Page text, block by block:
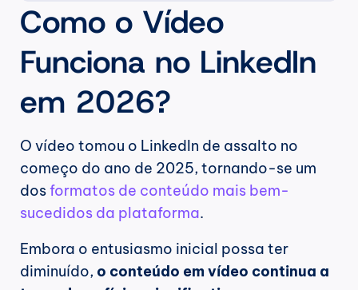
Como o Vídeo
Funciona no LinkedIn
em 2026?
O vídeo tomou o LinkedIn de assalto no
começo do ano de 2025, tornando-se um
dos formatos de conteúdo mais bem-
sucedidos da plataforma.
Embora o entusiasmo inicial possa ter
diminuído, o conteúdo em vídeo continua a